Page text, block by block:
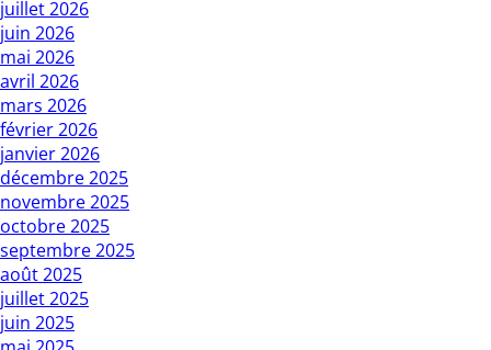
juillet 2026
juin 2026
mai 2026
avril 2026
mars 2026
février 2026
janvier 2026
décembre 2025
novembre 2025
octobre 2025
septembre 2025
août 2025
juillet 2025
juin 2025